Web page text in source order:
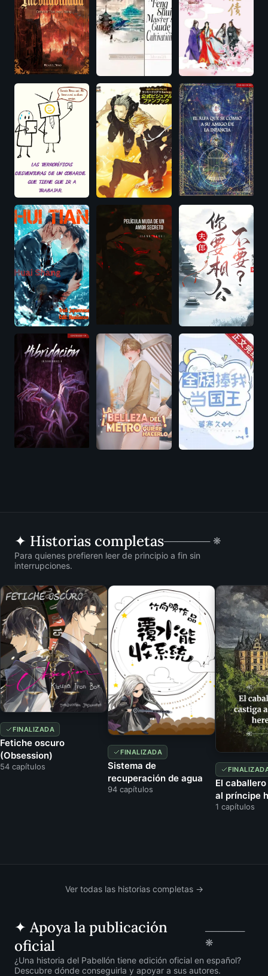
✦ Historias completas─────── ❋
Para quienes prefieren leer de principio a fin sin
interrupciones.
FINALIZADA
Fetiche oscuro
(Obsession)
54 capítulos
FINALIZADA
Sistema de
recuperación de agua
94 capítulos
El
al príncipe
1 capítulos
Ver todas las historias completas →
✦ Apoya la publicación
oficial
──────
❋
¿Una historia del Pabellón tiene edición oficial en español?
Descubre dónde conseguirla y apoyar a sus autores.